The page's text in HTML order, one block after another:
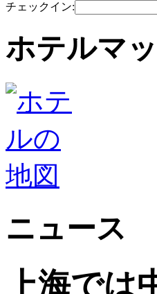
チェックイン:
ホテルマ
ニュース
上海で